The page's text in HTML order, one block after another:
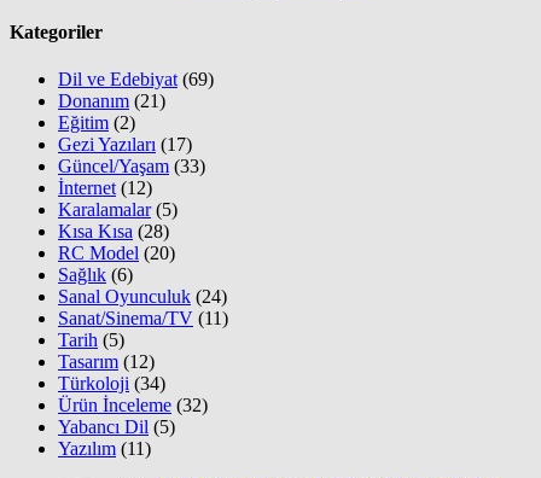
Kategoriler
Dil ve Edebiyat(69)
Donanım (21)
Eğitim (2)
Gezi Yazıları (17)
Güncel/Yaşam (33)
İnternet(12)
Karalamalar(5)
Kısa Kısa (28)
RC Model (20)
Sağlık (6)
Sanal Oyunculuk (24)
Sanat/Sinema/TV (11)
Tarih (5)
Tasarım (12)
Türkoloji (34)
Ürün İnceleme (32)
Yabancı Dil (5)
Yazılım (11)